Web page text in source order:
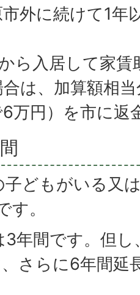
外に続けて1年
ら入居して家
は、加算額相
万円）を市に返
どもがいる又
す。
年間です。但し
、さらに6年間延